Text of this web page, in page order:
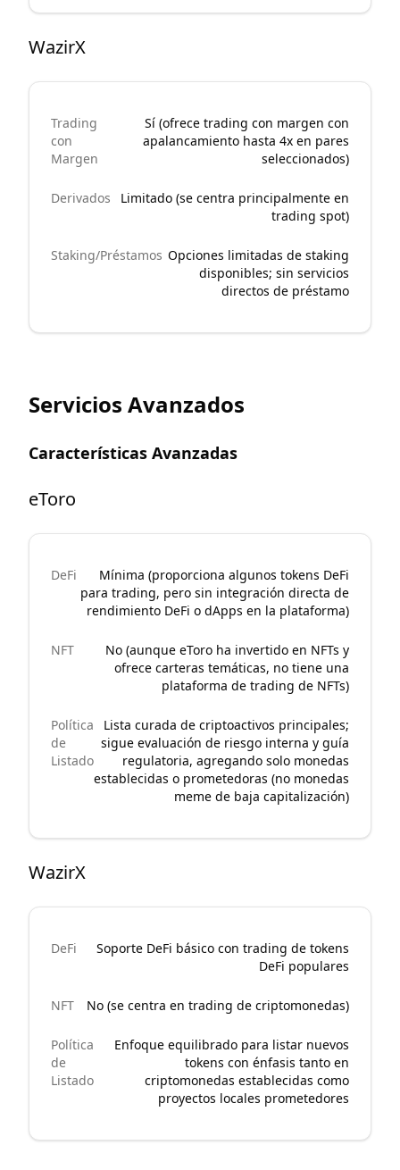
WazirX
Trading
con
Margen
Sí (ofrece trading con margen con
apalancamiento hasta 4x en pares
seleccionados)
Derivados
Limitado (se centra principalmente en
trading spot)
Staking/Préstamos Opciones limitadas de staking
disponibles; sin servicios
directos de préstamo
Servicios Avanzados
Características Avanzadas
eToro
DeFi
Mínima (proporciona algunos tokens DeFi
para trading, pero sin integración directa de
rendimiento DeFi o dApps en la plataforma)
NFT
No (aunque eToro ha invertido en NFTs y
ofrece carteras temáticas, no tiene una
plataforma de trading de NFTs)
Política
de
Listado
Lista curada de criptoactivos principales;
sigue evaluación de riesgo interna y guía
regulatoria, agregando solo monedas
establecidas o prometedoras (no monedas
meme de baja capitalización)
WazirX
DeFi
Soporte DeFi básico con trading de tokens
DeFi populares
NFT No (se centra en trading de criptomonedas)
Política
de
Listado
Enfoque equilibrado para listar nuevos
tokens con énfasis tanto en
criptomonedas establecidas como
proyectos locales prometedores